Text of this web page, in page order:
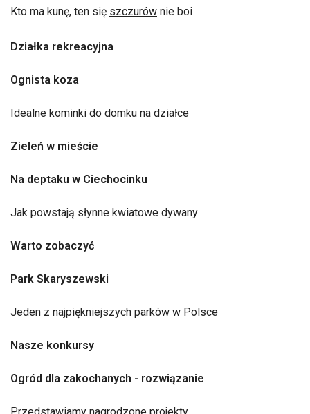
Kto ma kunę, ten się szczurów nie boi
Działka rekreacyjna
Ognista koza
Idealne kominki do domku na działce
Zieleń w mieście
Na deptaku w Ciechocinku
Jak powstają słynne kwiatowe dywany
Warto zobaczyć
Park Skaryszewski
Jeden z najpiękniejszych parków w Polsce
Nasze konkursy
Ogród dla zakochanych - rozwiązanie